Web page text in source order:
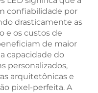
confiabilidade por
drasticamente as
e os custos de
de maior
capacidade do
personalizados,
arquitetônicas e
pixel-perfeita. A